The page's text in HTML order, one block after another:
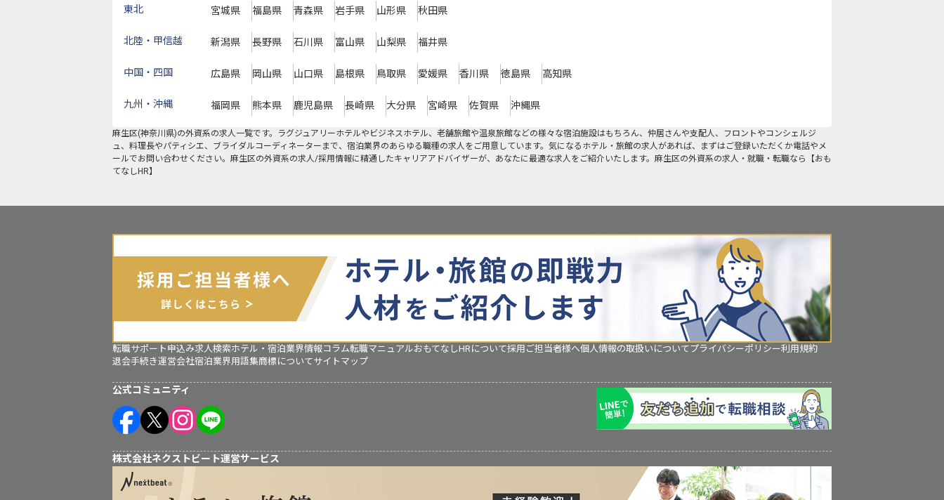
東北 宮城県 福島県 青森県 岩手県 山形県 秋田県
北陸・甲信越 新潟県 長野県 石川県 富山県 山梨県 福井県
中国・四国 広島県 岡山県 山口県 島根県 鳥取県 愛媛県 香川県 徳島県 高知県
九州・沖縄 福岡県 熊本県 鹿児島県 長崎県 大分県 宮崎県 佐賀県 沖縄県
麻生区(神奈川県)の外資系の求人一覧です。ラグジュアリーホテルやビジネスホテル、老舗旅館や温泉旅館などの様々な宿泊施設はもちろん、仲居さんや支配人、フロントやコンシェルジ
ュ、料理長やパティシエ、ブライダルコーディネーターまで、宿泊業界のあらゆる職種の求人をご用意しています。気になるホテル・旅館の求人があれば、まずはご登録いただくか電話やメ
ールでお問い合わせください。麻生区の外資系の求人/採用情報に精通したキャリアアドバイザーが、あなたに最適な求人をご紹介いたします。麻生区の外資系の求人・就職・転職なら【おも
てなしHR】
転職サポート申込み求人検索ホテル・宿泊業界情報コラム転職マニュアルおもてなしHRについて採用ご担当者様へ個人情報の取扱いについてプライバシーポリシー利用規約
退会手続き運営会社宿泊業界用語集商標についてサイトマップ
公式コミュニティ
株式会社ネクストビート運営サービス